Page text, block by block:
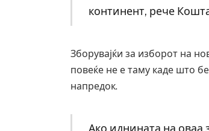
континент, рече
Зборувајќи за изборот на
повеќе не е таму каде што
напредок.
Ако иднината на оваа